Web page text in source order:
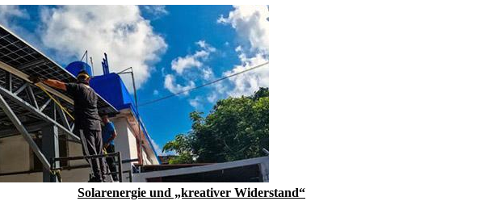
Solarenergie und „kreativer Widerstand“